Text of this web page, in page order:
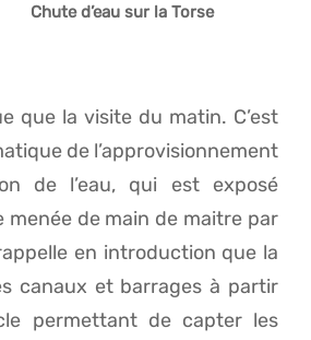
Chute d’eau sur la Torse
que la visite du matin. C’est
de l’approvisionnement
de l’eau, qui est exposé
menée de main de maitre par
en introduction que la
canaux et barrages à partir
permettant de capter les